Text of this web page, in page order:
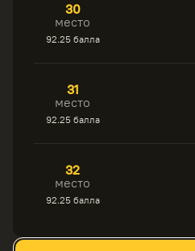
30
место
92.25 балла
31
место
92.25 балла
32
место
92.25 балла